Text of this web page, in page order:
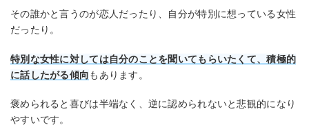
その誰かと言うのが恋人だったり、自分が特別に想っている女性
だったり。
特別な女性に対しては自分のことを聞いてもらいたくて、積極的
に話したがる傾向もあります。
褒められると喜びは半端なく、逆に認められないと悲観的になり
やすいです。